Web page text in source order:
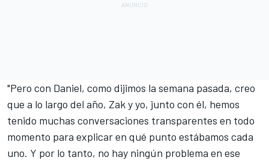
"Pero con Daniel, como dijimos la semana pasada, creo
que a lo largo del año, Zak y yo, junto con él, hemos
tenido muchas conversaciones transparentes en todo
momento para explicar en qué punto estábamos cada
uno. Y por lo tanto, no hay ningún problema en ese